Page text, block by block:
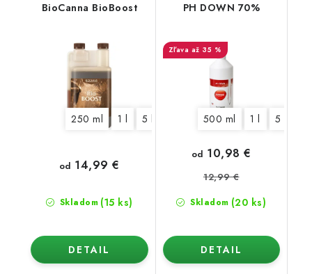
BioCanna BioBoost
250 ml 1 l 5 l
Skladom (15 ks)
od 14,99 €
DETAIL
PH DOWN 70%
až 35 %
500 ml 1 l 5 l
Skladom (20 ks)
od 10,98 €
12,99 €
DETAIL